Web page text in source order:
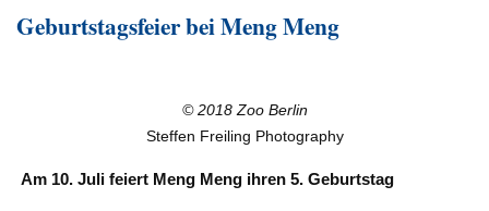
Geburtstagsfeier bei Meng Meng
© 2018 Zoo Berlin
Steffen Freiling Photography
Am 10. Juli feiert Meng Meng ihren 5. Geburtstag